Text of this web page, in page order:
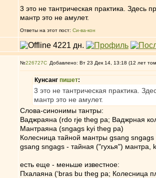
3 это не тантрическая практика. Здесь
мантр это не амулет.
Ответы на этот пост: Си-ва-кон
№226727 Добавлено: Вт 23 Дек 14, 13:18 (12 лет
Кунсанг пишет:
3 это не тантрическая практика.
мантр это не амулет.
Слова-синонимы тантры:
Ваджраяна (rdo rje theg pa; Ваджрная
Мантраяна (sngags kyi theg pa)
Колесница тайной мантры gsang sngags
gsang sngags - тайная ("гухья") мантра,
есть еще - меньше известное:
Пхалаяна (‘bras bu theg pa; Колесница